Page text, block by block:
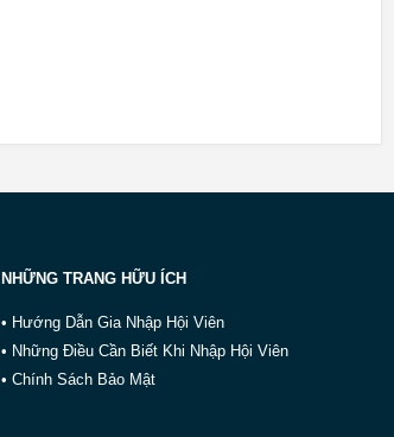
NHỮNG TRANG HỮU ÍCH
• Hướng Dẫn Gia Nhập Hội Viên
• Những Điều Cần Biết Khi Nhập Hội Viên
• Chính Sách Bảo Mật